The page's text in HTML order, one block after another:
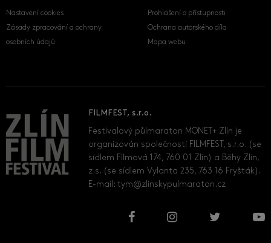
Nastavení cookies
Zásady zpracování a ochrany
osobních údajů
Prohlášení o přístupnosti
Ochrana autorského díla
Mapa webu
FILMFEST, s.r.o.
Festivalový půlmaraton MONET+ Zlín je
organizován společností FILMFEST, s.r.o. (se
sídlem Filmová 174, 760 01 Zlín) a Běhy Zlín,
z.s. (se sídlem Vylanta 235, 763 16 Fryšták).
E-mail:tym@zlinskypulmaraton.cz